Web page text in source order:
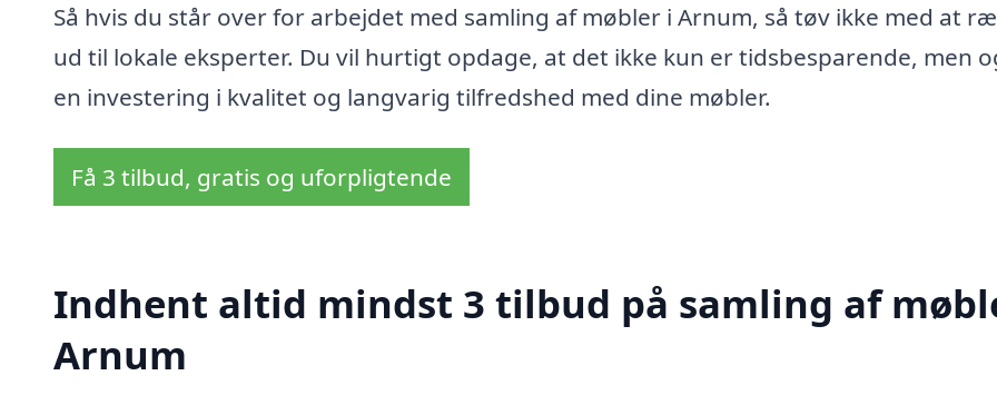
Så hvis du står over for arbejdet med samling af møbler i Arnum, så tøv ikke med at
ud til lokale eksperter. Du vil hurtigt opdage, at det ikke kun er tidsbesparende, men
en investering i kvalitet og langvarig tilfredshed med dine møbler.
Få 3 tilbud, gratis og uforpligtende
Indhent altid mindst 3 tilbud på samling af
Arnum